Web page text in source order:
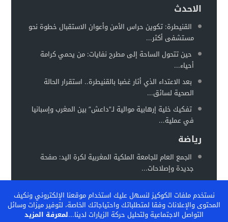
الاحدث
القنيطرة: تكوين حراس الأمن وأعوان الاستقبال خطوة نحو
مستشفى أكثر...
حين تتحول الساحة إلى مطرح نفايات: من يحمي كرامة
أحياء...
بعد الاعتداء الذي أثار غضبا بالقنيطرة.. استقرار الحالة
الصحية لسائق...
تفكيك خلية إرهابية موالية لـ”داعش” بين المغرب وإسبانيا
في عملية...
رياضة
الجمع العام للجامعة الملكية المغربية لكرة اليد: صفحة
جديدة وإصلاحات...
جديد خلال...
الفيفا تشيد بالنموذج المغربي لتكوين المواهب… والمغرب
نستخدم ملفات الكوكيز لنسهل عليك استخدام موقعنا الإلكتروني ونكيف
المحتوى والإعلانات وفقا لمتطلباتك واحتياجاتك الخاصة، لتوفير ميزات وسائل
التواصل الاجتماعية ولتحليل حركة الزيارات لدينا...لمعرفة المزيد